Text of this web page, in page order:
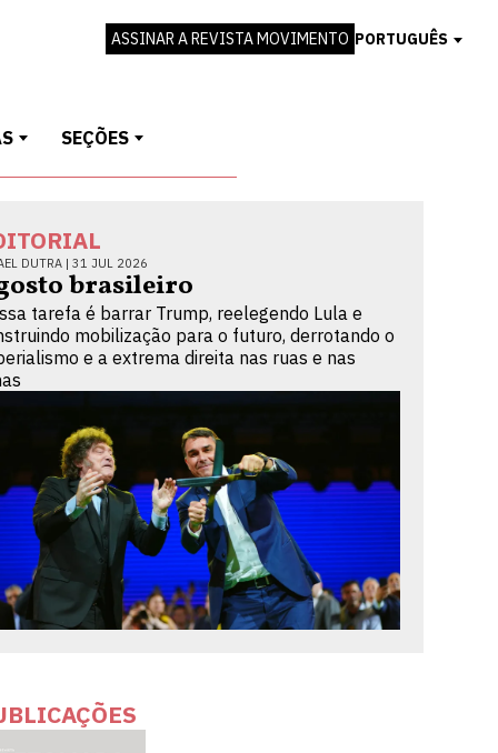
ASSINAR A REVISTA MOVIMENTO PORTUGUÊS
SEÇÕES
DUTRA | 31 JUL 2026
brasileiro
tarefa é barrar Trump, reelegendo Lula e
mobilização para o futuro, derrotando o
e a extrema direita nas ruas e nas